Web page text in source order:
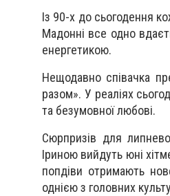
Із 90-х до сьогодення
Мадонні все одно
енергетикою.
Нещодавно співачка
разом». У реаліях
та безумовної любові.
Сюрпризів для
Іриною вийдуть юні
попдіви отримають
однією з головних